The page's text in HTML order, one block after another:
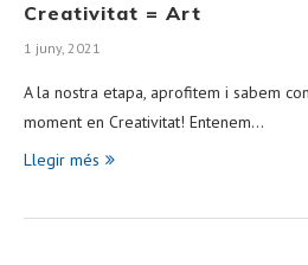
Creativitat = Art
1 juny, 2021
A la nostra etapa, aprofitem i sabem
moment en Creativitat! Entenem…
Llegir més